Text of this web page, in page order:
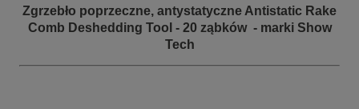
Zgrzebło poprzeczne, antystatyczne Antistatic Rake
Comb Deshedding Tool - 20 ząbków - marki Show
Tech